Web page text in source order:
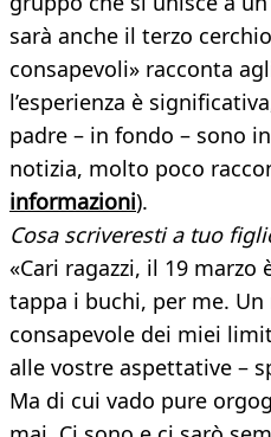
sarà anche il terzo
consapevoli» racconta
l’esperienza è
padre – in fondo – sono
notizia, molto poco
informazioni).
Cosa scriveresti a tuo
«Cari ragazzi, il 19
tappa i buchi, per me.
consapevole dei miei
alle vostre aspettative –
Ma di cui vado pure